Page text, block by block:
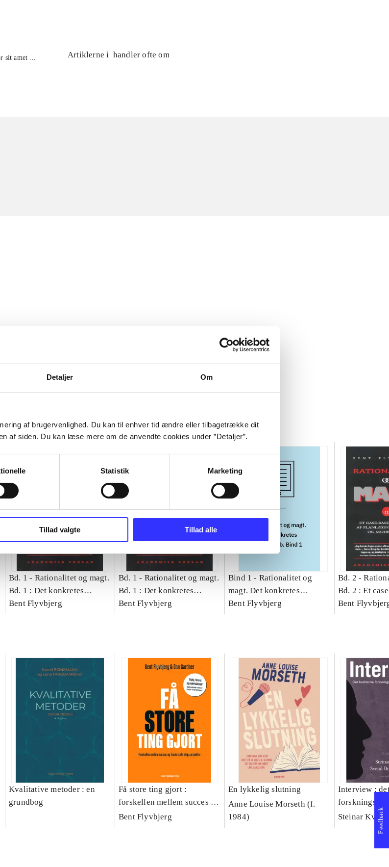
Detaljer Om
af brugervenlighed. Du kan til enhver tid ændre eller tilbagetrække dit
af siden. Du kan læse mere om de anvendte cookies under ”Detaljer”.
Statistik Marketing
Tillad valgte Tillad alle
sit amet ...
Artiklerne i handler ofte om
Bd. 1 - Rationalitet og magt.
Bd. 1 : Det konkretes
videnskab
Bent Flyvbjerg
Bd. 1 - Rationalitet og magt.
Bd. 1 : Det konkretes
videnskab
Bent Flyvbjerg
Bind 1 - Rationalitet og
magt. Det konkretes
videnskab. Bind 1
Bent Flyvbjerg
Bd. 2 -
Bd. 2 : Et
studie af
Bent
Kvalitative metoder : en
grundbog
Få store ting gjort :
forskellen mellem succes og
fiasko i alle slags projekter
Bent Flyvbjerg
En lykkelig slutning
Anne Louise Morseth (f.
1984)
Interview :
håndværk
Steinar Kvale
Feedback